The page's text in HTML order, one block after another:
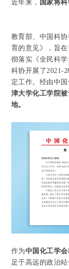
近年来， 国家将
教育部、中国科
育的意见》，旨
彻落实《全民科
科协开展了2021-
定工作。经由中
津大学化工学院
地。
作为中国化工学
足于高远的政治